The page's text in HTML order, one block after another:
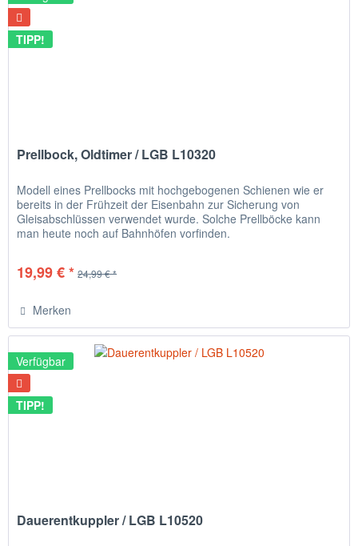
TIPP!
Prellbock, Oldtimer / LGB L10320
Modell eines Prellbocks mit hochgebogenen Schienen wie er
bereits in der Frühzeit der Eisenbahn zur Sicherung von
Gleisabschlüssen verwendet wurde. Solche Prellböcke kann
man heute noch auf Bahnhöfen vorfinden.
19,99 € * 24,99 € *
Merken
Verfügbar
TIPP!
Dauerentkuppler / LGB L10520